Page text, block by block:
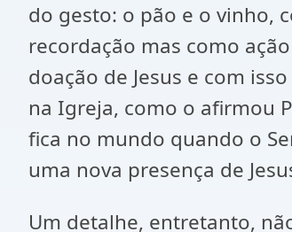
do gesto: o pão e o vinho,
recordação mas como
doação de Jesus e com
na Igreja, como o afirmou
fica no mundo quando o
uma nova presença de
Um detalhe, entretanto,